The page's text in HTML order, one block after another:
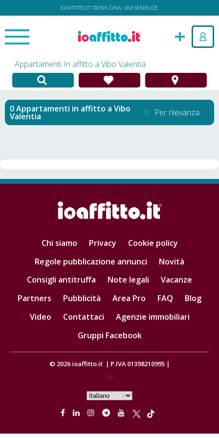
IOAFFITTO.IT TROVA CASA. VIVI SEMPLICE.
Appartamenti In affitto a Vibo Valentia
Appartamenti in affitto a Vibo
Valentia Per rilevanza
Chi siamo Privacy
Cookie policy
Regole pubblicazione annunci
Novità
Consigli antitruffa
Note legali
Vacanze
Partners
Pubblicità Area Pro FAQ
Blog
Video
Contattaci
Agenzie immobiliari
Gruppi Facebook
© 2026 ioaffitto.it | P.IVA 01398210995 |
1.3